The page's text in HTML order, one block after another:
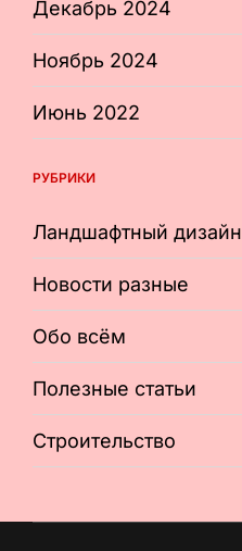
Декабрь 2024
Ноябрь 2024
Июнь 2022
РУБРИКИ
Ландшафтный дизайн
Новости разные
Обо всём
Полезные статьи
Строительство